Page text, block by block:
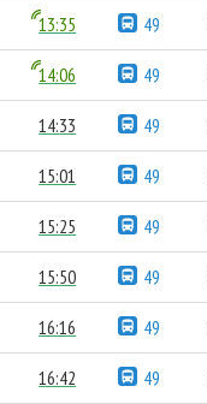
13:35 49
14:06 49
14:33 49
15:01 49
15:25 49
15:50 49
16:16 49
16:42 49